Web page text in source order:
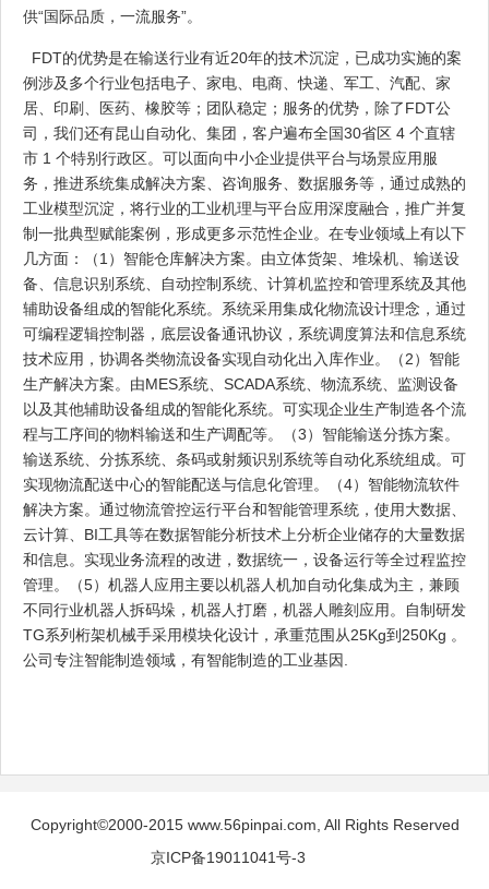
供“国际品质，一流服务”。
FDT的优势是在输送行业有近20年的技术沉淀，已成功实施的案
例涉及多个行业包括电子、家电、电商、快递、军工、汽配、家
居、印刷、医药、橡胶等；团队稳定；服务的优势，除了FDT公
司，我们还有昆山自动化、集团，客户遍布全国30省区 4 个直辖
市 1 个特别行政区。可以面向中小企业提供平台与场景应用服
务，推进系统集成解决方案、咨询服务、数据服务等，通过成熟的
工业模型沉淀，将行业的工业机理与平台应用深度融合，推广并复
制一批典型赋能案例，形成更多示范性企业。在专业领域上有以下
几方面：（1）智能仓库解决方案。由立体货架、堆垛机、输送设
备、信息识别系统、自动控制系统、计算机监控和管理系统及其他
辅助设备组成的智能化系统。系统采用集成化物流设计理念，通过
可编程逻辑控制器，底层设备通讯协议，系统调度算法和信息系统
技术应用，协调各类物流设备实现自动化出入库作业。（2）智能
生产解决方案。由MES系统、SCADA系统、物流系统、监测设备
以及其他辅助设备组成的智能化系统。可实现企业生产制造各个流
程与工序间的物料输送和生产调配等。（3）智能输送分拣方案。
输送系统、分拣系统、条码或射频识别系统等自动化系统组成。可
实现物流配送中心的智能配送与信息化管理。（4）智能物流软件
解决方案。通过物流管控运行平台和智能管理系统，使用大数据、
云计算、BI工具等在数据智能分析技术上分析企业储存的大量数据
和信息。实现业务流程的改进，数据统一，设备运行等全过程监控
管理。（5）机器人应用主要以机器人机加自动化集成为主，兼顾
不同行业机器人拆码垛，机器人打磨，机器人雕刻应用。自制研发
TG系列桁架机械手采用模块化设计，承重范围从25Kg到250Kg 。
公司专注智能制造领域，有智能制造的工业基因.
Copyright©2000-2015 www.56pinpai.com, All Rights Reserved
京ICP备19011041号-3